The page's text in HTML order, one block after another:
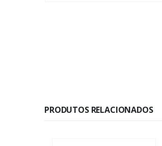
PRODUTOS RELACIONADOS